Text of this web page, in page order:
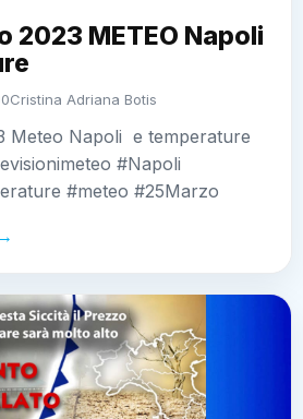
2023 METEO Napoli
Cristina Adriana Botis
Meteo Napoli e temperature
#Napoli
#meteo #25Marzo